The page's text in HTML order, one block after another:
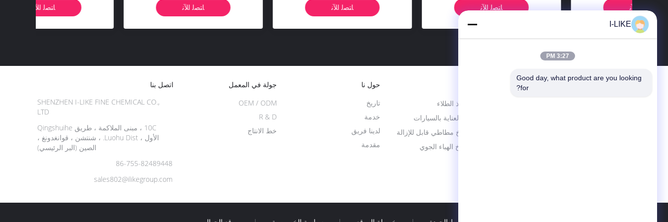
الرائحة، لإزالة رواسب الزيت والطين
نظيفة الأسفلت 3 سنة انتهاء الصلاحية
دهان بخاخ الهباء الجوي
تعليم رذاذ الطلاء
منتجات العناية بالسيارات
طلاء بخاخ مطاطي قابل للإزالة
حول نا
مقدمة
تاريخ
خدمة
لدينا فريق
جولة في المعمل
خط الانتاج
OEM / ODM
R & D
اتصل بنا
SHENZHEN I-LIKE FINE CHEMICAL CO.,
LTD
10C ، مبنى الملاكمة ، طريق Qingshuihe
الأول ، Luohu Dist. ، شنتشن ، قوانغدونغ ،
الصين (البر الرئيسي)
86-755-82489448
sales802@ilikegroup.com
I-LIKE
3:27 PM
Good day, what product are you looking
for?